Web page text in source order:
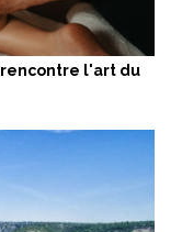
rencontre l'art du